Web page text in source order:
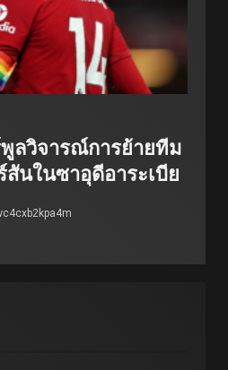
พูลวิจารณ์การย้ายทีม
สันในซาอุดีอาระเบีย